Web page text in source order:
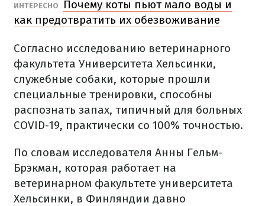
ИНТЕРЕСНО
Почему коты пьют мало воды и
как предотвратить их обезвоживание
Согласно исследованию ветеринарного
факультета Университета Хельсинки,
служебные собаки, которые прошли
специальные тренировки, способны
распознать запах, типичный для больных
COVID-19, практически со 100% точностью.
По словам исследователя Анны Гельм-
Брэкман, которая работает на
ветеринарном факультете университета
Хельсинки, в Финляндии давно